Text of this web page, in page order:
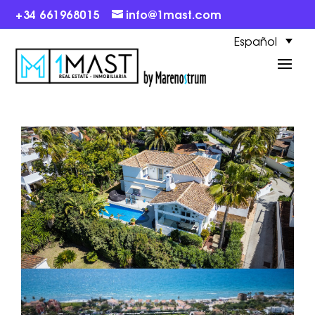
+34 661968015 info@1mast.com
Español